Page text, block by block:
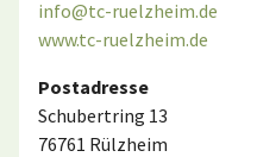
info@tc-ruelzheim.de
www.tc-ruelzheim.de
Postadresse
Schubertring 13
76761 Rülzheim